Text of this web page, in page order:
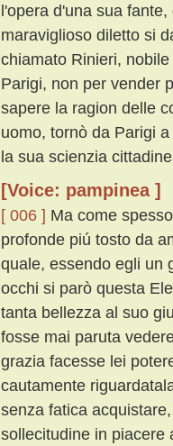
l'opera d'una sua
maraviglioso diletto si
chiamato Rinieri,
Parigi, non per vender
sapere la ragion delle
uomo, tornò da Parigi
la sua scienzia
[Voice: pampinea ]
[ 006 ] Ma come
profonde piú tosto da
quale, essendo egli un
occhi si parò questa
tanta bellezza al suo
fosse mai paruta
grazia facesse lei
cautamente
senza fatica
sollecitudine in piacere